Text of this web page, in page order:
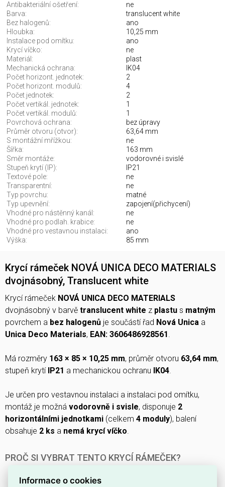
Antibakteriální ošetření:
ne
Barva:
translucent white
Bez halogenů:
ano
Hloubka:
10,25 mm
Instalace pod omítku:
ano
Krycí víčko:
ne
Materiál:
plast
Mechanická ochrana:
IK04
Počet horizont. jednotek:
2
Počet horizont. modulů:
4
Počet jednotek:
2
Počet vertikál. jednotek:
1
Počet vertikál. modulů:
1
Povrchová ochrana:
bez úpravy
Průměr otvoru (otvor):
63,64 mm
S montážní mřížkou:
ne
Šířka:
163 mm
Směr montáže:
vodorovné i svislé
Stupeň krytí (IP):
IP21
Textové pole:
ne
Transparentní:
ne
Typ povrchu:
matné
Typ upevnění:
zapojení(přichycení)
Vhodné pro nástěnný kanál:
ne
Vhodné pro podlah. krabice:
ne
Vhodné pro vestavnou instalaci:
ano
Výška:
85 mm
Krycí rámeček NOVÁ UNICA DECO MATERIALS
dvojnásobný, Translucent white
Krycí rámeček NOVÁ UNICA DECO MATERIALS
dvojnásobný v barvě translucent white z plastu s matným
povrchem a bez halogenů je součástí řad Nová Unica a
Unica Deco Materials, EAN: 3606486928561 .
Má rozměry 163 × 85 × 10,25 mm, průměr otvoru 63,64 mm,
stupeň krytí IP21 a mechanickou ochranu IK04.
Je určen pro vestavnou instalaci a instalaci pod omítku,
montáž je možná vodorovně i svisle, disponuje 2
horizontálními jednotkami (celkem 4 moduly), balení
obsahuje 2 ks a nemá krycí víčko.
PROČ SI VYBRAT TENTO KRYCÍ RÁMEČEK?
provedení).
Informace o cookies